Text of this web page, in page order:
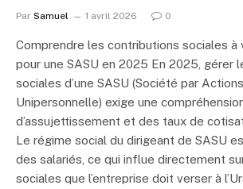
Par Samuel 1 avril 2026 0
Comprendre les contributions sociales à
pour une SASU en 2025 En 2025, gérer
sociales d’une SASU (Société par
Unipersonnelle) exige une
d’assujettissement et des taux de
Le régime social du dirigeant de SASU
des salariés, ce qui influe directement
sociales que l’entreprise doit verser à